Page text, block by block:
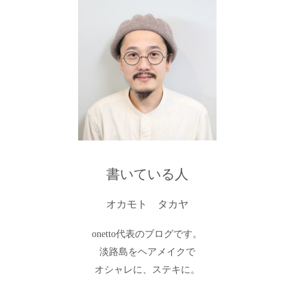
書いている人
オカモト タカヤ
onetto代表のブログです。
淡路島をヘアメイクで
オシャレに、ステキに。